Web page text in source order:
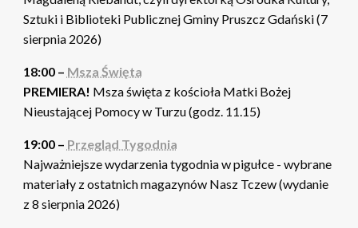
Sztuki i Biblioteki Publicznej Gminy Pruszcz Gdański (7
sierpnia 2026)
18:00 – Msza Święta
PREMIERA! Msza święta z kościoła Matki Bożej
Nieustającej Pomocy w Turzu (godz. 11.15)
19:00 – Przegląd Tygodnia
Najważniejsze wydarzenia tygodnia w pigułce - wybrane
materiały z ostatnich magazynów Nasz Tczew (wydanie
z 8 sierpnia 2026)